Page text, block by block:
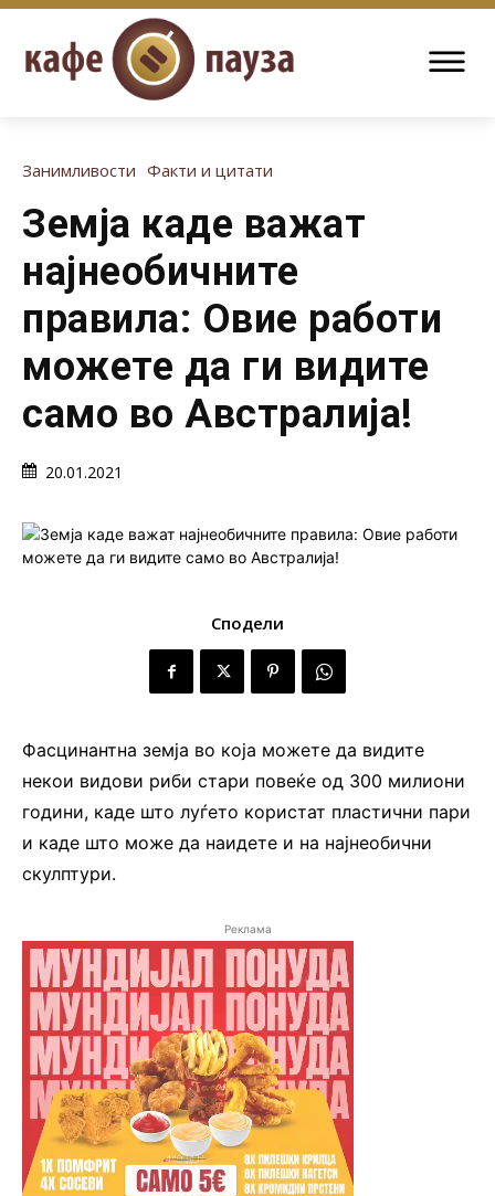
Занимливости Факти и цитати
Земја каде важат
најнеобичните
правила: Овие работи
можете да ги видите
само во Австралија!
20.01.2021
Сподели
Фасцинантна земја во која можете да видите
некои видови риби стари повеќе од 300 милиони
години, каде што луѓето користат пластични пари
и каде што може да наидете и на најнеобични
скулптури.
Реклама